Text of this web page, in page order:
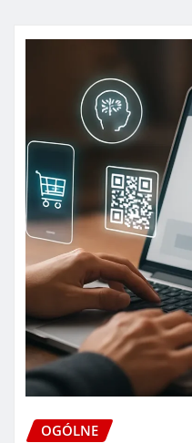
OGÓLNE